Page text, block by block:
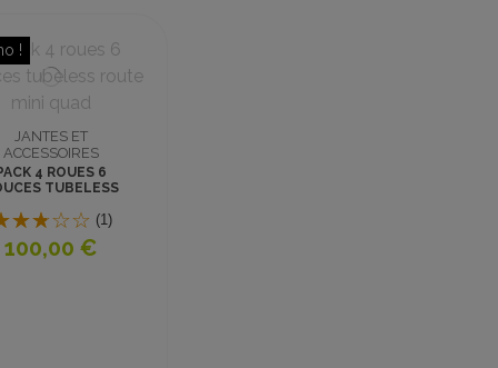
!
JANTES ET
ACCESSOIRES
4 ROUES 6
TUBELESS
QUAD
(1)
100,00 €